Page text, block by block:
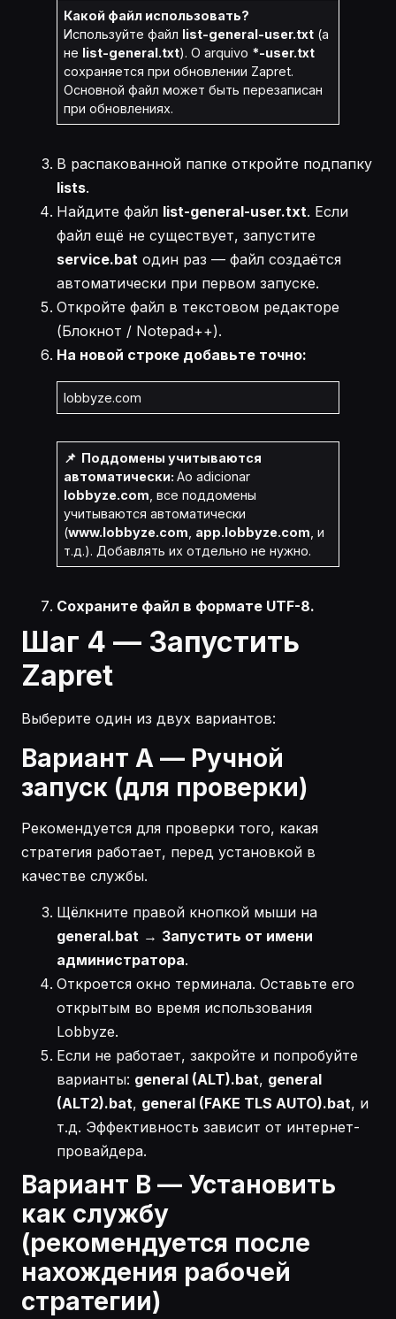
Какой файл использовать?
Используйте файл list-general-user.txt (а
не list-general.txt). O arquivo *-user.txt
сохраняется при обновлении Zapret.
Основной файл может быть перезаписан
при обновлениях.
В распакованной папке откройте подпапку
lists.
Найдите файл list-general-user.txt. Если
файл ещё не существует, запустите
service.bat один раз — файл создаётся
автоматически при первом запуске.
Откройте файл в текстовом редакторе
(Блокнот / Notepad++).
На новой строке добавьте точно:
lobbyze.com
📌 Поддомены учитываются
автоматически:Ao adicionar
lobbyze.com , все поддомены
учитываются автоматически
(www.lobbyze.com app.lobbyze.com , и
т.д.). Добавлять их отдельно не нужно.
Сохраните файл в формате UTF-8.
Шаг 4 — Запустить
Zapret
Выберите один из двух вариантов:
Вариант A — Ручной
запуск (для проверки)
Рекомендуется для проверки того, какая
стратегия работает, перед установкой в
качестве службы.
Щёлкните правой кнопкой мыши на
general.bat → Запустить от имени
администратора.
Откроется окно терминала. Оставьте его
открытым во время использования
Lobbyze.
Если не работает, закройте и попробуйте
варианты: general (ALT).bat, general
(ALT2).bat, general (FAKE TLS AUTO).bat, и
т.д. Эффективность зависит от интернет-
провайдера.
Вариант B — Установить
как службу
(рекомендуется после
нахождения рабочей
стратегии)